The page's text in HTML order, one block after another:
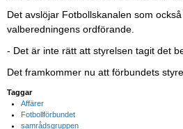
Det avslöjar Fotbollskanalen som
valberedningens ordförande.
- Det är inte rätt att styrelsen tagit det
Det framkommer nu att förbundets
Taggar
Affärer
Fotbollförbundet
samrådsgruppen